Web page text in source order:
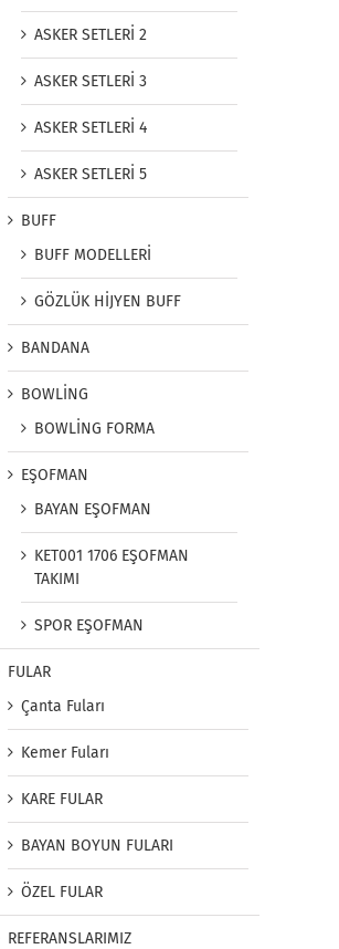
ASKER SETLERİ 2
ASKER SETLERİ 3
ASKER SETLERİ 4
ASKER SETLERİ 5
BUFF
BUFF MODELLERİ
GÖZLÜK HİJYEN BUFF
BANDANA
BOWLİNG
BOWLİNG FORMA
EŞOFMAN
BAYAN EŞOFMAN
KET001 1706 EŞOFMAN
TAKIMI
SPOR EŞOFMAN
FULAR
Çanta Fuları
Kemer Fuları
KARE FULAR
BAYAN BOYUN FULARI
ÖZEL FULAR
REFERANSLARIMIZ